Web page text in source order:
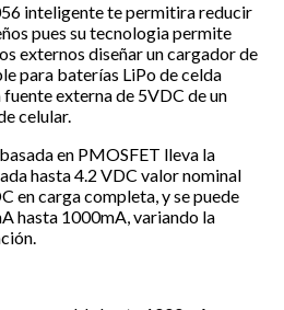
inteligente te permitira reducir
pues su tecnologia permite
externos diseñar un cargador de
para baterías LiPo de celda
externa de 5VDC de un
celular.
en PMOSFET lleva la
hasta 4.2 VDC valor nominal
en carga completa, y se puede
hasta 1000mA, variando la